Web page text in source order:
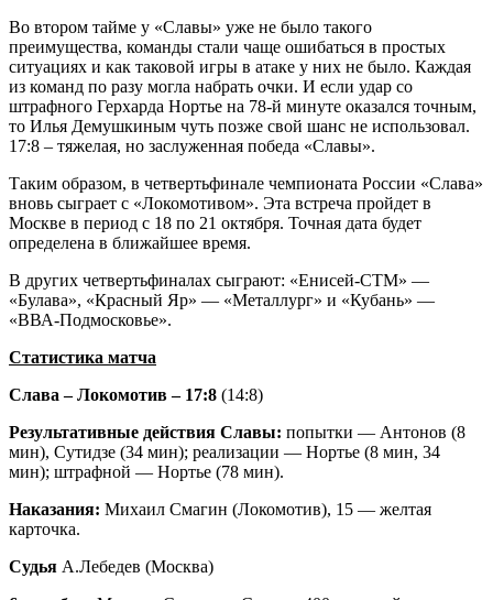
Во втором тайме у «Славы» уже не было такого
преимущества, команды стали чаще ошибаться в простых
ситуациях и как таковой игры в атаке у них не было. Каждая
из команд по разу могла набрать очки. И если удар со
штрафного Герхарда Нортье на 78-й минуте оказался точным,
то Илья Демушкиным чуть позже свой шанс не использовал.
17:8 – тяжелая, но заслуженная победа «Славы».
Таким образом, в четвертьфинале чемпионата России «Слава»
вновь сыграет с «Локомотивом». Эта встреча пройдет в
Москве в период с 18 по 21 октября. Точная дата будет
определена в ближайшее время.
В других четвертьфиналах сыграют: «Енисей-СТМ» —
«Булава», «Красный Яр» — «Металлург» и «Кубань» —
«ВВА-Подмосковье».
Статистика матча
Слава – Локомотив – 17:8 (14:8)
Результативные действия Славы: попытки — Антонов (8
мин), Сутидзе (34 мин); реализации — Нортье (8 мин, 34
мин); штрафной — Нортье (78 мин).
Наказания: Михаил Смагин (Локомотив), 15 — желтая
карточка.
Судья А.Лебедев (Москва)